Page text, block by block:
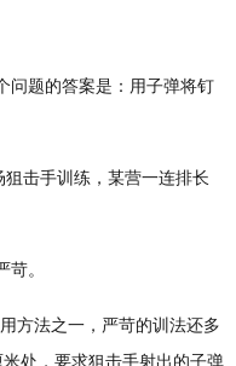
问题的答案是：用子弹将钉
击手训练，某营一连排长
。
方法之一，严苛的训法还多
处，要求狙击手射出的子弹